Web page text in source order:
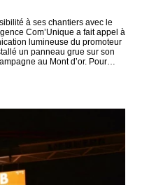
à ses chantiers avec le
Com’Unique a fait appel à
lumineuse du promoteur
un panneau grue sur son
au Mont d’or. Pour…